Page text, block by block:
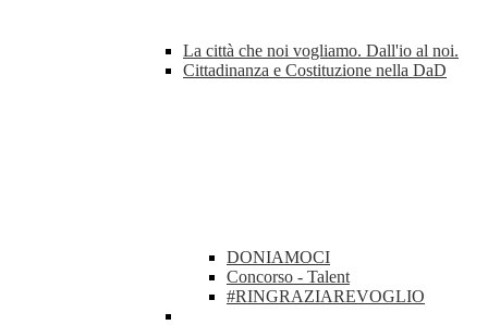
La città che noi vogliamo. Dall'io al noi.
Cittadinanza e Costituzione nella DaD
DONIAMOCI
Concorso - Talent
#RINGRAZIAREVOGLIO